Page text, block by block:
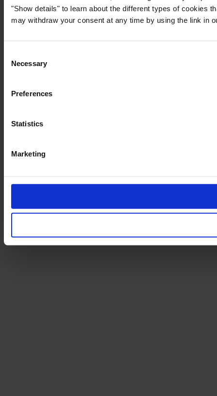
"Show details" to learn about the different types of cookies
may withdraw your consent at any time by using the link in
Selection
Necessary
Preferences
Statistics
Marketing